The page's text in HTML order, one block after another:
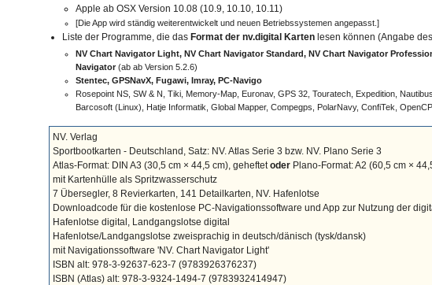
Apple ab OSX Version 10.08 (10.9, 10.10, 10.11)
[Die App wird ständig weiterentwickelt und neuen Betriebssystemen angepasst.]
Liste der Programme, die das Format der nv.digital Karten lesen können (Angabe
NV Chart Navigator Light, NV Chart Navigator Standard, NV Chart Navigator
Navigator (ab ab Version 5.2.6)
Stentec, GPSNavX, Fugawi, Imray, PC-Navigo
Rosepoint NS, SW & N, Tiki, Memory-Map, Euronav, GPS 32, Touratech, Expedition,
Barcosoft (Linux), Hatje Informatik, Global Mapper, Compegps, PolarNavy, ConfiTek,
NV. Verlag
Sportbootkarten - Deutschland, Satz: NV. Atlas Serie 3 bzw. NV. Plano Serie 3
Atlas-Format: DIN A3 (30,5 cm × 44,5 cm) , geheftetoder Plano-Format: A2 (60,5 cm ×
mit Kartenhülle als Spritzwasserschutz
7 Übersegler, 8 Revierkarten, 141 Detailkarten, NV. Hafenlotse
Downloadcode für die kostenlose PC-Navigationssoftware und App zur Nutzung der
Hafenlotse digital, Landgangslotse digital
Hafenlotse/Landgangslotse zweisprachig in deutsch/dänisch (tysk/dansk)
mit Navigationssoftware 'NV. Chart Navigator Light'
ISBN alt: 978-3-92637-623-7 (9783926376237)
ISBN (Atlas) alt: 978-3-9324-1494-7 (9783932414947)